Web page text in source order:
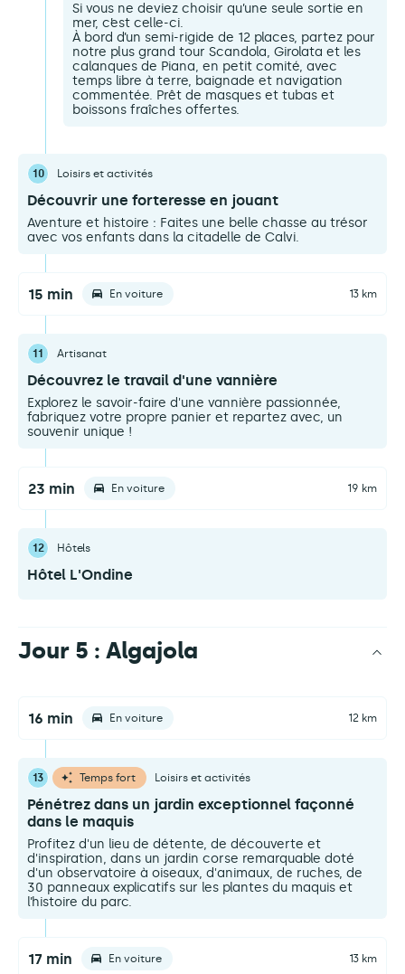
Si vous ne deviez choisir qu’une seule sortie en
mer, c’est celle-ci.
À bord d’un semi-rigide de 12 places, partez pour
notre plus grand tour Scandola, Girolata et les
calanques de Piana, en petit comité, avec
temps libre à terre, baignade et navigation
commentée. Prêt de masques et tubas et
boissons fraîches offertes.
10 Loisirs et activités
Découvrir une forteresse en jouant
Aventure et histoire : Faites une belle chasse au trésor
avec vos enfants dans la citadelle de Calvi.
15 min En voiture 13 km
11 Artisanat
Découvrez le travail d'une vannière
Explorez le savoir-faire d'une vannière passionnée,
fabriquez votre propre panier et repartez avec, un
souvenir unique !
23 min En voiture 19 km
12 Hôtels
Hôtel L'Ondine
Jour 5 : Algajola
16 min En voiture 12 km
13 Temps fort Loisirs et activités
Pénétrez dans un jardin exceptionnel façonné
dans le maquis
Profitez d'un lieu de détente, de découverte et
d'inspiration, dans un jardin corse remarquable doté
d'un observatoire à oiseaux, d'animaux, de ruches, de
30 panneaux explicatifs sur les plantes du maquis et
l’histoire du parc.
17 min En voiture 13 km